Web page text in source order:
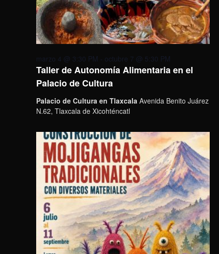
Taller de Autonomía Alimentaria en el
Palacio de Cultura
marzo 4 @ 3:30 PM - octubre 7 @ 5:30 PM
Palacio de Cultura en Tlaxcala Avenida Benito Juárez
N.62, Tlaxcala de Xicohténcatl